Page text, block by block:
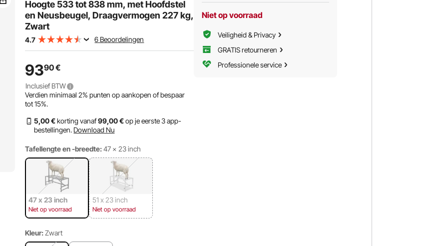
Western zadels,
opbergruimte voor
hoofdstellen, zwart
opbergruimte voor
hoofdstellen, zwart
Hoogte 533 tot 838 mm, met Hoofdstel
en Neusbeugel, Draagvermogen 227 kg,
Zwart
4.7 6 Beoordelingen
9390€
Inclusief BTW
Verdien minimaal2% punten op aankopen of bespaar
tot15%.
5,00 €korting vanaf99,00 €op je eerste 3 app-
bestellingen. Download Nu
Tafellengte en -breedte: 47 x 23 inch
47 x 23 inch
Niet op voorraad
51 x 23 inch
Niet op voorraad
Kleur: Zwart
Niet op voorraad
Veiligheid & Privacy
GRATIS retourneren
Professionele service